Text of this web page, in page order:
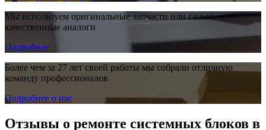
Мы используем оригинальные запчасти или самые
качественные аналоги
Подробнее
Более чем за 27 лет своей работы мы собрали отличную
команду профессионалов
Подробнее о нас
Отзывы о ремонте системных блоков в